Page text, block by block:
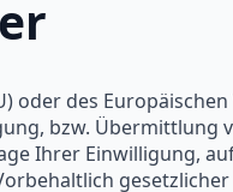
des
bzw. Übermittlung
Ihrer Einwilligung,